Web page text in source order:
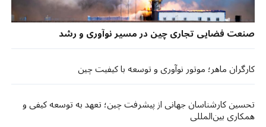
صنعت فضایی تجاری چین در مسیر نوآوری و رشد
کارگران ماهر؛ موتور نوآوری و توسعه با کیفیت چین
تحسین کارشناسان جهانی از پیشرفت چین؛ تعهد به توسعه کیفی و
همکاری بین‌المللی